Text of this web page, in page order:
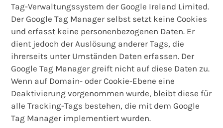
Tag-Verwaltungssystem der Google Ireland Limited.
Der Google Tag Manager selbst setzt keine Cookies
und erfasst keine personenbezogenen Daten. Er
dient jedoch der Auslösung anderer Tags, die
ihrerseits unter Umständen Daten erfassen. Der
Google Tag Manager greift nicht auf diese Daten zu.
Wenn auf Domain- oder Cookie-Ebene eine
Deaktivierung vorgenommen wurde, bleibt diese für
alle Tracking-Tags bestehen, die mit dem Google
Tag Manager implementiert wurden.